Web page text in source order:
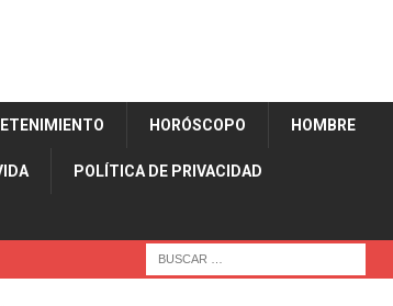
HORÓSCOPO HOMBRE
POLÍTICA DE PRIVACIDAD